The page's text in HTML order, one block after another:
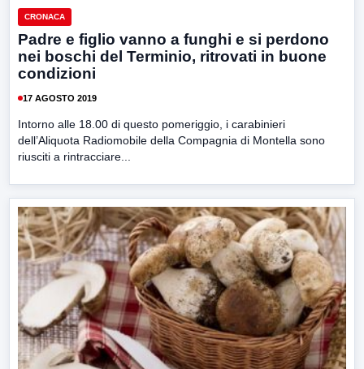
CRONACA
Padre e figlio vanno a funghi e si perdono
nei boschi del Terminio, ritrovati in buone
condizioni
17 AGOSTO 2019
Intorno alle 18.00 di questo pomeriggio, i carabinieri
dell’Aliquota Radiomobile della Compagnia di Montella sono
riusciti a rintracciare...